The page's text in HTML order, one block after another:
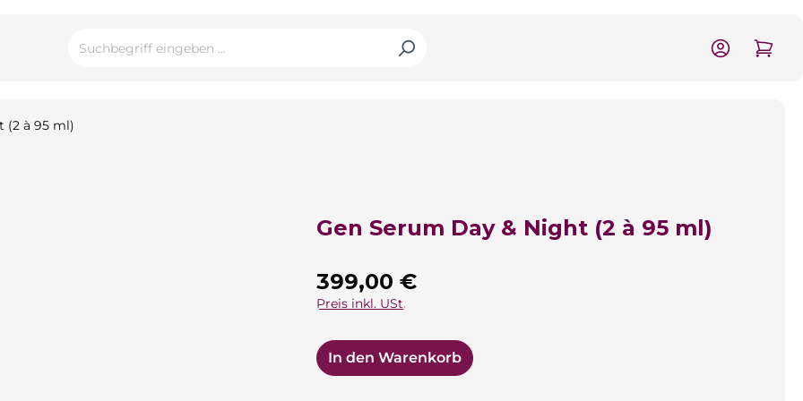
Gen Serum Day & Night (2 à 95 ml)
Regulärer Preis:
399,00 €
Preis inkl. USt.
In den Warenkorb